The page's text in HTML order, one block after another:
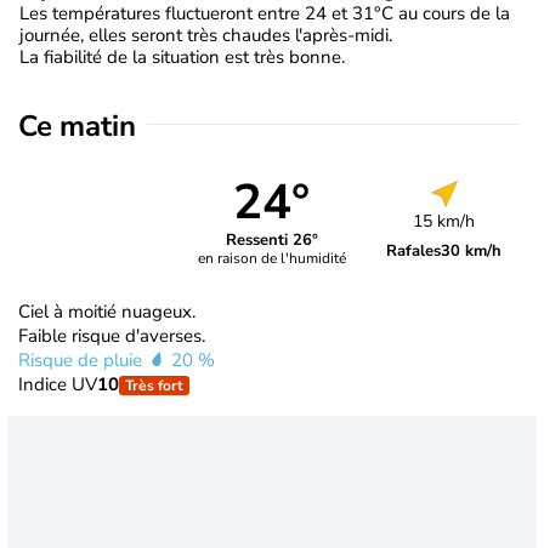
Les températures fluctueront entre 24 et 31°C au cours de la
journée, elles seront très chaudes l'après-midi.
La fiabilité de la situation est très bonne.
Ce matin
24°
Ressenti 26°
en raison de l'humidité
15 km/h
Rafales30 km/h
Ciel à moitié nuageux.
Faible risque d'averses.
Risque de pluie
20 %
Indice UV10 Très fort